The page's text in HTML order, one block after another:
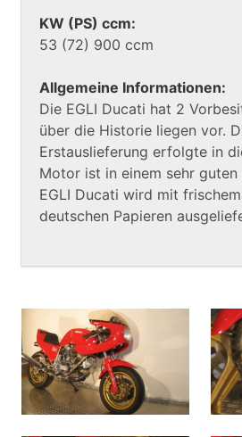
KW (PS) ccm:
53 (72) 900 ccm
Allgemeine Informationen:
Die EGLI Ducati hat 2
über die Historie liegen vor.
Erstauslieferung erfolgte in
Motor ist in einem sehr guten
EGLI Ducati wird mit
deutschen Papieren